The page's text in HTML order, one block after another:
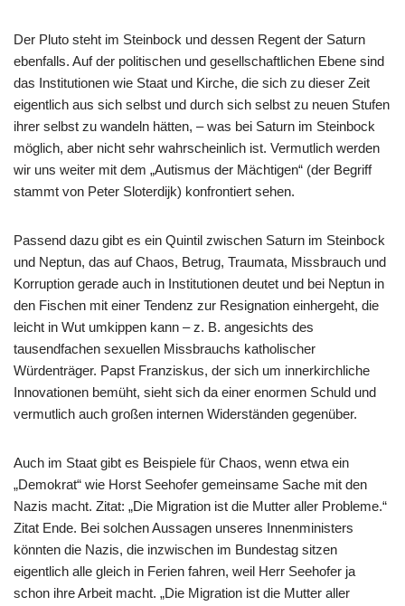
Der Pluto steht im Steinbock und dessen Regent der Saturn
ebenfalls. Auf der politischen und gesellschaftlichen Ebene sind
das Institutionen wie Staat und Kirche, die sich zu dieser Zeit
eigentlich aus sich selbst und durch sich selbst zu neuen Stufen
ihrer selbst zu wandeln hätten, – was bei Saturn im Steinbock
möglich, aber nicht sehr wahrscheinlich ist. Vermutlich werden
wir uns weiter mit dem „Autismus der Mächtigen“ (der Begriff
stammt von Peter Sloterdijk) konfrontiert sehen.
Passend dazu gibt es ein Quintil zwischen Saturn im Steinbock
und Neptun, das auf Chaos, Betrug, Traumata, Missbrauch und
Korruption gerade auch in Institutionen deutet und bei Neptun in
den Fischen mit einer Tendenz zur Resignation einhergeht, die
leicht in Wut umkippen kann – z. B. angesichts des
tausendfachen sexuellen Missbrauchs katholischer
Würdenträger. Papst Franziskus, der sich um innerkirchliche
Innovationen bemüht, sieht sich da einer enormen Schuld und
vermutlich auch großen internen Widerständen gegenüber.
Auch im Staat gibt es Beispiele für Chaos, wenn etwa ein
„Demokrat“ wie Horst Seehofer gemeinsame Sache mit den
Nazis macht. Zitat: „Die Migration ist die Mutter aller Probleme.“
Zitat Ende. Bei solchen Aussagen unseres Innenministers
könnten die Nazis, die inzwischen im Bundestag sitzen
eigentlich alle gleich in Ferien fahren, weil Herr Seehofer ja
schon ihre Arbeit macht. „Die Migration ist die Mutter aller